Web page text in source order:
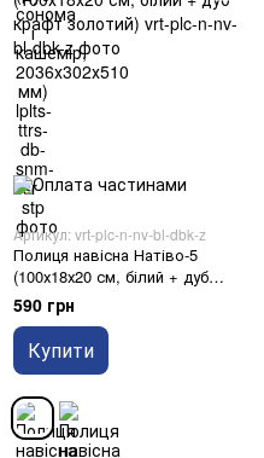
Артикул: vrt-plc-n-nv-bl-dbk-z
Полиця навісна Натіво-5
(100х18х20 см, білий + дуб
крафт золотий)
590 грн
Купити